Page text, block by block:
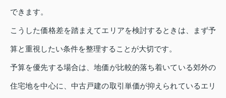
できます。
こうした価格差を踏まえてエリアを検討するときは、まず予
算と重視したい条件を整理することが大切です。
予算を優先する場合は、地価が比較的落ち着いている郊外の
住宅地を中心に、中古戸建の取引単価が抑えられているエリ